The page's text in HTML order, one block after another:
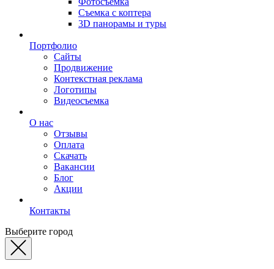
Съемка с коптера
3D панорамы и туры
Портфолио
Сайты
Продвижение
Контекстная реклама
Логотипы
Видеосъемка
О нас
Отзывы
Оплата
Скачать
Вакансии
Блог
Акции
Контакты
Выберите город